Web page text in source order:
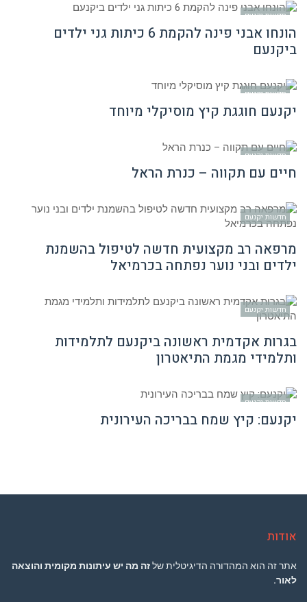
חדשות יקנעם
הונחו אבני פינה להקמת 6 כיתות גני ילדים
ביקנעם
חדשות יקנעם
יקנעם חוגגת קיץ מוסיקלי מיוחד
חדשות יקנעם
חיים עם תקווה – כנרת הראל
חדשות יקנעם
מרפאה רב מקצועית חדשה לטיפול בהשמנת
ילדים ובני נוער נפתחה בכרמיאל
חדשות יקנעם
בגרות אקדמית ראשונה ביקנעם לתלמידות
ותלמידי מגמת התיאטרון
חדשות יקנעם
יקנעם: קיץ שמח בבריכה העירונית
אודות
אתר זה הוא המהדורה הדיגיטלית שלזה מה יש עיתונות מקומית והוצאה
לאור.